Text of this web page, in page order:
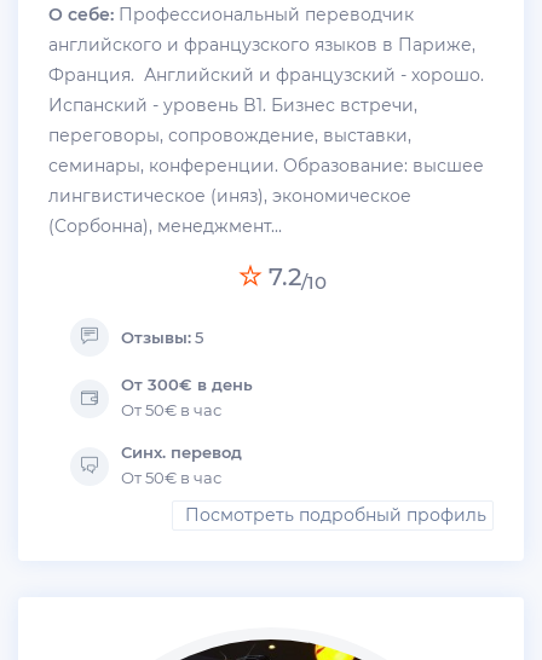
О себе: Профессиональный переводчик
английского и французского языков в Париже,
Франция. Английский и французский - хорошо.
Испанский - уровень B1. Бизнес встречи,
переговоры, сопровождение, выставки,
семинары, конференции. Образование: высшее
лингвистическое (иняз), экономическое
(Cорбонна), менеджмент...
7.2/10
Отзывы:5
От 300€ в день
От 50€ в час
Синх. перевод
От 50€ в час
Посмотреть подробный профиль